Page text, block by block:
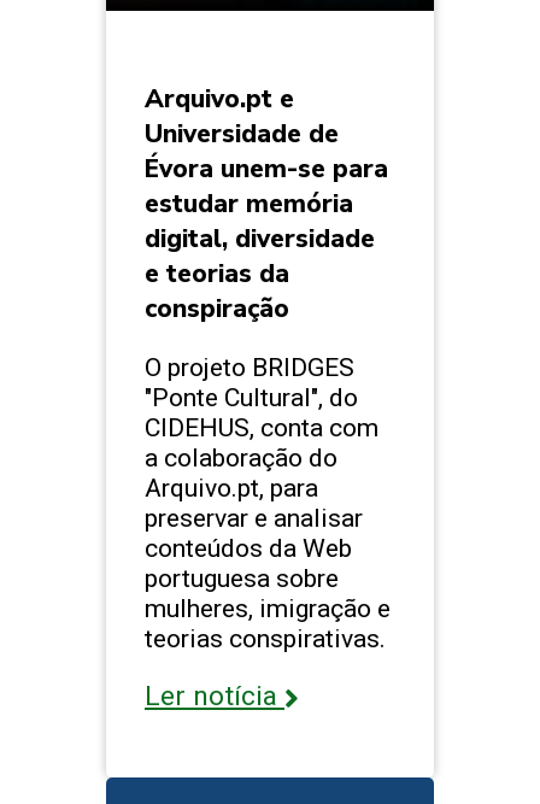
Arquivo.pt e
Universidade de
Évora unem-se para
estudar memória
digital, diversidade
e teorias da
conspiração
O projeto BRIDGES
"Ponte Cultural", do
CIDEHUS, conta com
a colaboração do
Arquivo.pt, para
preservar e analisar
conteúdos da Web
portuguesa sobre
mulheres, imigração e
teorias conspirativas.
Ler notícia